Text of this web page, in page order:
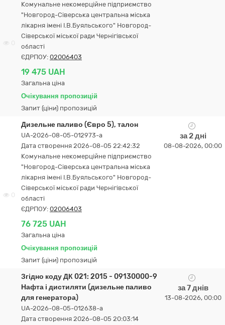
Комунальне некомерційне підприємство
"Новгород-Сіверська центральна міська
лікарня імені І.В.Буяльського" Новгород-
Сіверської міської ради Чернігівської
області
ЄДРПОУ: 02006403
19 475 UAH
Загальна ціна
Очікування пропозицій
Запит (ціни) пропозицій
0
Дизельне паливо (Євро 5), талон
UA-2026-08-05-012973-a
Дата створення 2026-08-05 22:42:32
Комунальне некомерційне підприємство
"Новгород-Сіверська центральна міська
лікарня імені І.В.Буяльського" Новгород-
Сіверської міської ради Чернігівської
області
ЄДРПОУ: 02006403
76 725 UAH
Загальна ціна
Очікування пропозицій
Запит (ціни) пропозицій
за 2 дні
08-08-2026, 00:00
Згідно коду ДК 021: 2015 - 09130000-9
Нафта і дистиляти (дизельне паливо
для генератора)
UA-2026-08-05-012638-a
Дата створення 2026-08-05 20:03:14
за 7 днів
13-08-2026, 00:00